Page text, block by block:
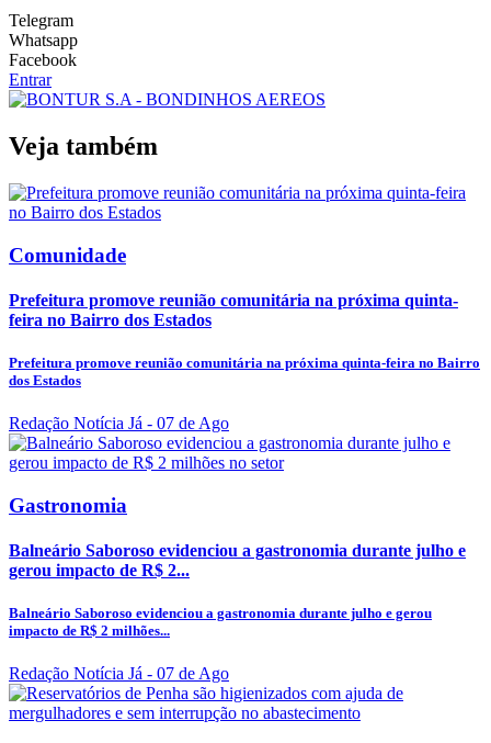
Telegram
Whatsapp
Facebook
Entrar
Veja também
Comunidade
Prefeitura promove reunião comunitária na próxima quinta-
feira no Bairro dos Estados
Prefeitura promove reunião comunitária na próxima quinta-feira no Bairro
dos Estados
Redação Notícia Já - 07 de Ago
Gastronomia
Balneário Saboroso evidenciou a gastronomia durante julho e
gerou impacto de R$ 2...
Balneário Saboroso evidenciou a gastronomia durante julho e gerou
impacto de R$ 2 milhões...
Redação Notícia Já - 07 de Ago